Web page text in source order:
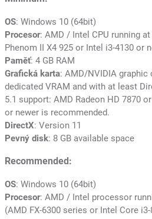
OS: Windows 10 (64bit)
Procesor: AMD / Intel CPU running
Phenom II X4 925 or Intel i3-4130 or
Paměť: 4 GB RAM
Grafická karta: AMD/NVIDIA graphic
dedicated VRAM and with at least
5.1 support: AMD Radeon HD 7870
or newer is recommended.
DirectX: Version 11
Pevný disk: 8 GB available space
Recommended:
OS: Windows 10 (64bit)
Procesor: AMD / Intel processor
(AMD FX-6300 series or Intel Core